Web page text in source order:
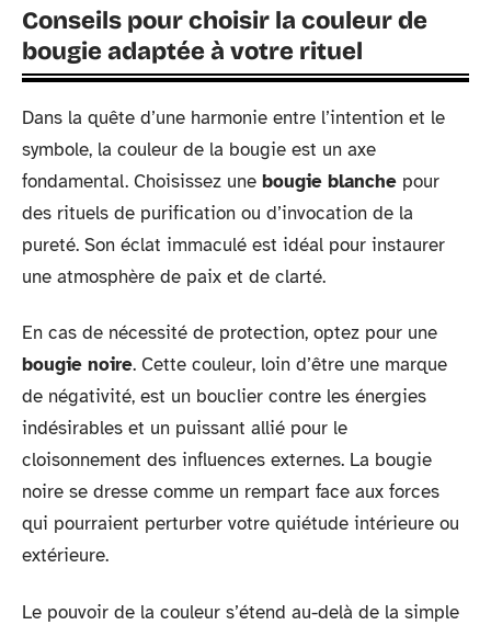
Conseils pour choisir la couleur de
bougie adaptée à votre rituel
Dans la quête d’une harmonie entre l’intention et le
symbole, la couleur de la bougie est un axe
fondamental. Choisissez une bougie blanche pour
des rituels de purification ou d’invocation de la
pureté. Son éclat immaculé est idéal pour instaurer
une atmosphère de paix et de clarté.
En cas de nécessité de protection, optez pour une
bougie noire. Cette couleur, loin d’être une marque
de négativité, est un bouclier contre les énergies
indésirables et un puissant allié pour le
cloisonnement des influences externes. La bougie
noire se dresse comme un rempart face aux forces
qui pourraient perturber votre quiétude intérieure ou
extérieure.
Le pouvoir de la couleur s’étend au-delà de la simple